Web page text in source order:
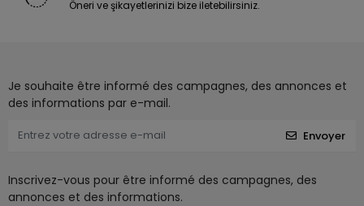
Öneri ve şikayetlerinizi bize iletebilirsiniz.
Je souhaite être informé des campagnes, des annonces et
des informations par e-mail.
Envoyer
Inscrivez-vous pour être informé des campagnes, des
annonces et des informations.